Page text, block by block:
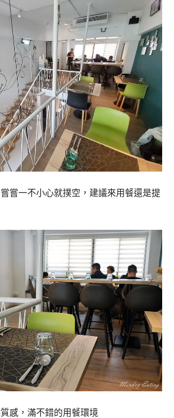
嘗一不小心就撲空，建議來用餐還是提
感，滿不錯的用餐環境